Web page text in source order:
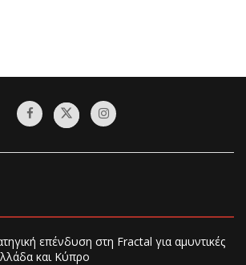
επένδυση στη Fractal για αμυντικές
και Κύπρο